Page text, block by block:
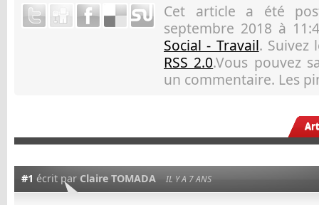
Cet article a été
septembre 2018 à
Social - Travail. Suivez
RSS 2.0.Vous pouvez
un commentaire. Les
#1 écrit par Claire TOMADA IL Y A 7 ANS